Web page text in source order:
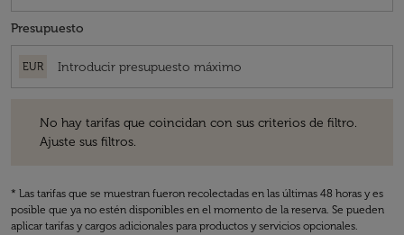
Presupuesto
EUR
No hay tarifas que coincidan con sus criterios de filtro.
Ajuste sus filtros.
* Las tarifas que se muestran fueron recolectadas en las últimas 48 horas y es
posible que ya no estén disponibles en el momento de la reserva. Se pueden
aplicar tarifas y cargos adicionales para productos y servicios opcionales.